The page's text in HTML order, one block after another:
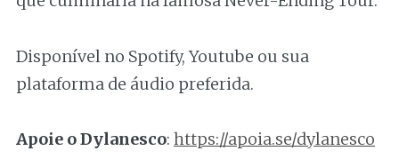
Disponível no Spotify, Youtube ou sua
plataforma de áudio preferida.
Apoie o Dylanesco: https://apoia.se/dylanesco